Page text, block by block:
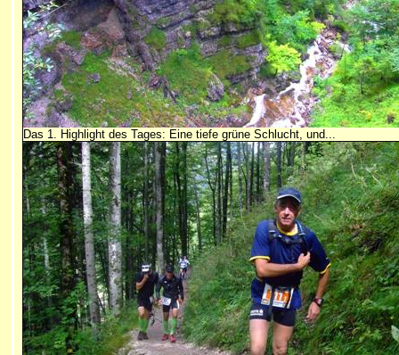
Das 1. Highlight des Tages: Eine tiefe grüne Schlucht, und...